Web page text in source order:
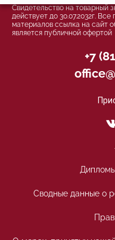
Свидетельство на товарный
действует до 30.07.2032г.
материалов ссылка на сайт
является публичной офертой
+7
Сводные данные о
Аналитические/